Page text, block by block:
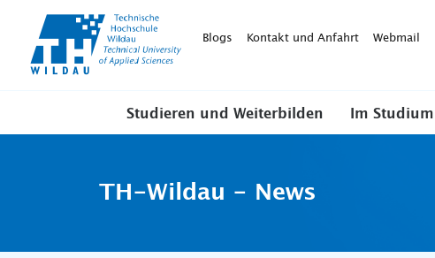
WildauBlogs Kontakt und Anfahrt Webmail
Studieren und Weiterbilden Im Studium
TH-Wildau - News